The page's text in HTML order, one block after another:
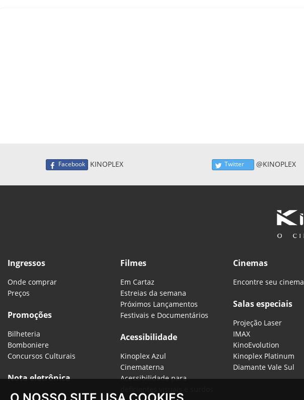
Facebook KINOPLEX Twitter @KINOPLEX
Ingressos
Onde comprar
Preços
Promoções
Bilheteria
Bomboniere
Concursos Culturais
Nota eletrônica
Filmes
Em Cartaz
Estreias da semana
Próximos Lançamentos
Festivais e Documentários
Acessibilidade
Kinoplex Azul
Cinematerna
Acessibilidade para
Cinemas
Encontre seu cinema
Salas especiais
Projeção Laser
IMAX
KinoEvolution
Kinoplex Platinum
Diamante Vale Sul